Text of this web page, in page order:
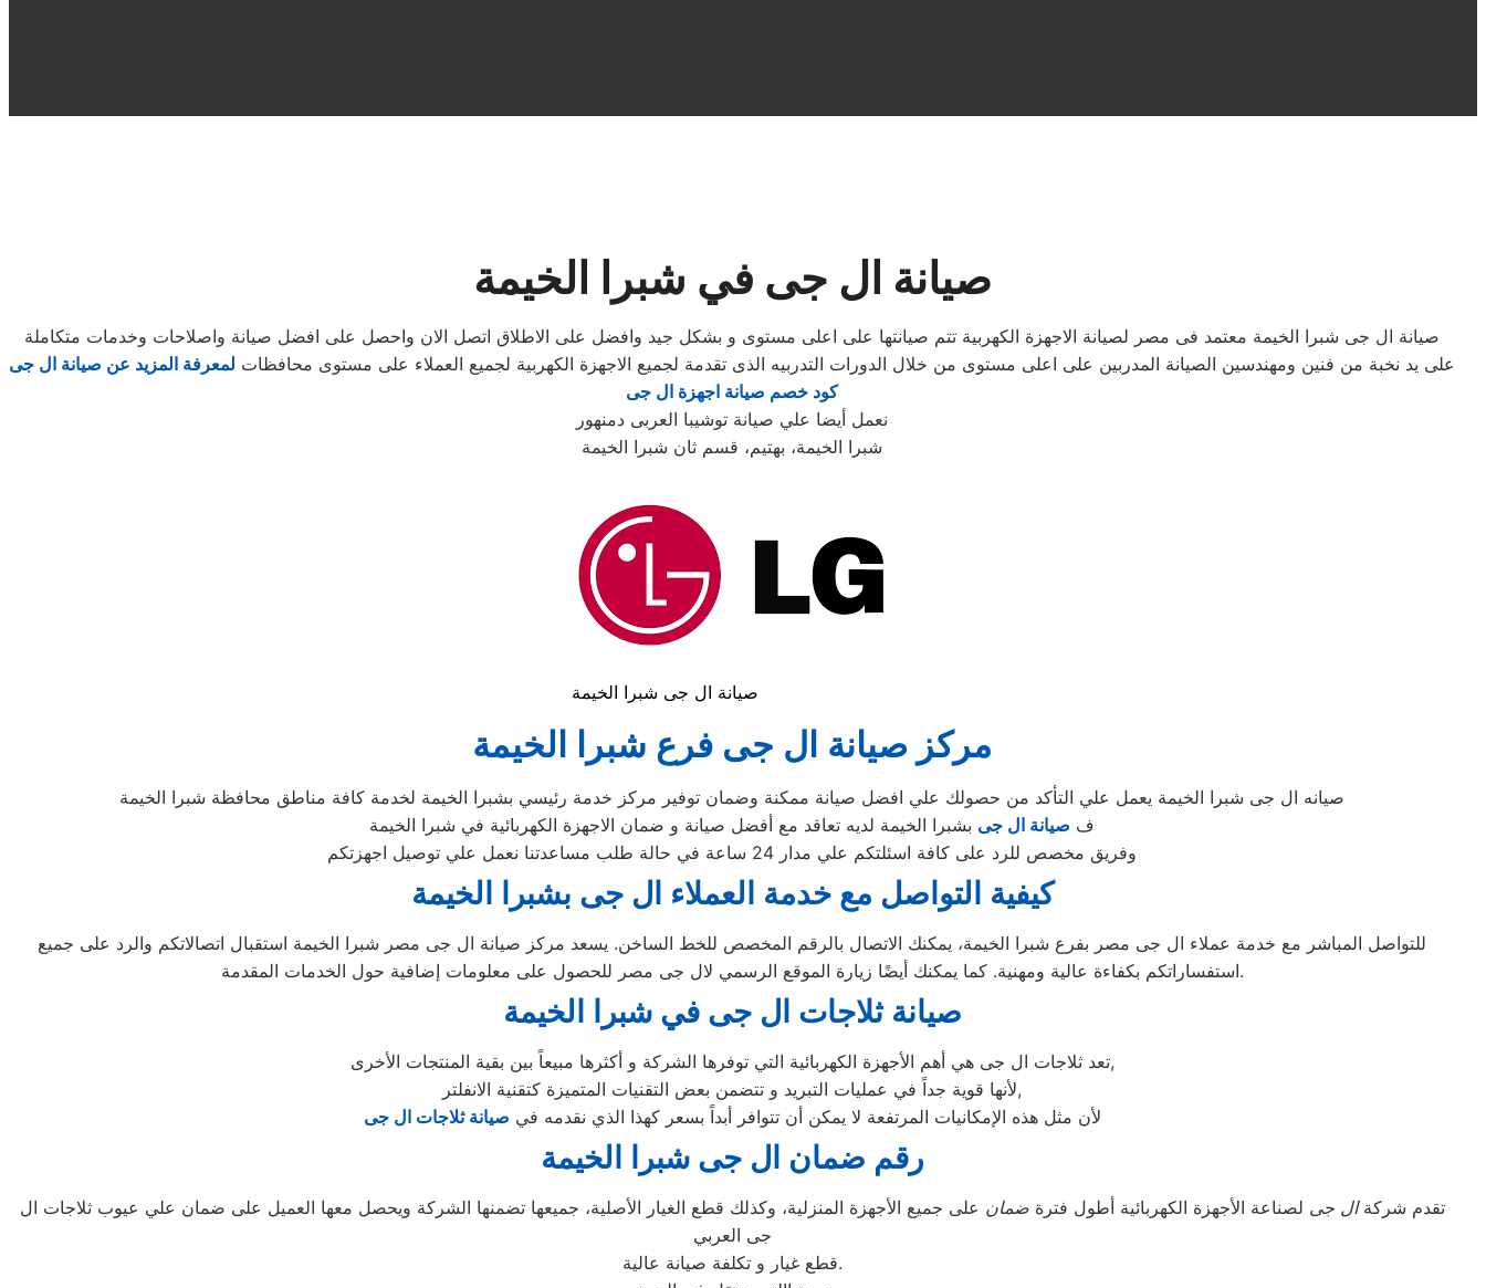
صيانة ال جى في شبرا الخيمة
صيانة ال جى شبرا الخيمة معتمد فى مصر لصيانة الاجهزة الكهربية تتم صيانتها على اعلى مستوى و بشكل جيد وافضل على الاطلاق اتصل الان واحصل على افضل صيانة واصلاحات وخدمات متكاملة
على يد نخبة من فنين ومهندسين الصيانة المدربين على اعلى مستوى من خلال الدورات التدربيه الذى تقدمة لجميع الاجهزة الكهربية لجميع العملاء على مستوى محافظات لمعرفة المزيد عن صيانة ال جى
كود خصم صيانة اجهزة ال جى
نعمل أيضا علي صيانة توشيبا العربى دمنهور
شبرا الخيمة، بهتيم، قسم ثان شبرا الخيمة
صيانة ال جى شبرا الخيمة
مركز صيانة ال جى فرع شبرا الخيمة
صيانه ال جى شبرا الخيمة يعمل علي التأكد من حصولك علي افضل صيانة ممكنة وضمان توفير مركز خدمة رئيسي بشبرا الخيمة لخدمة كافة مناطق محافظة شبرا الخيمة
ف صيانة ال جى بشبرا الخيمة لديه تعاقد مع أفضل صيانة و ضمان الاجهزة الكهربائية في شبرا الخيمة
وفريق مخصص للرد على كافة اسئلتكم علي مدار 24 ساعة في حالة طلب مساعدتنا نعمل علي توصيل اجهزتكم
كيفية التواصل مع خدمة العملاء ال جى بشبرا الخيمة
للتواصل المباشر مع خدمة عملاء ال جى مصر بفرع شبرا الخيمة، يمكنك الاتصال بالرقم المخصص للخط الساخن. يسعد مركز صيانة ال جى مصر شبرا الخيمة استقبال اتصالاتكم والرد على جميع
استفساراتكم بكفاءة عالية ومهنية. كما يمكنك أيضًا زيارة الموقع الرسمي لال جى مصر للحصول على معلومات إضافية حول الخدمات المقدمة.
صيانة ثلاجات ال جى في شبرا الخيمة
تعد ثلاجات ال جى هي أهم الأجهزة الكهربائية التي توفرها الشركة و أكثرها مبيعاً بين بقية المنتجات الأخرى,
لأنها قوية جداً في عمليات التبريد و تتضمن بعض التقنيات المتميزة كتقنية الانفلتر,
لأن مثل هذه الإمكانيات المرتفعة لا يمكن أن تتوافر أبداً بسعر كهذا الذي نقدمه في صيانة ثلاجات ال جى
رقم ضمان ال جى شبرا الخيمة
تقدم شركةال جى لصناعة الأجهزة الكهربائية أطول فترةضمان على جميع الأجهزة المنزلية، وكذلك قطع الغيار الأصلية، جميعها تضمنها الشركة ويحصل معها العميل على ضمان علي عيوب ثلاجات ال
جى العربي
قطع غيار و تكلفة صيانة عالية.